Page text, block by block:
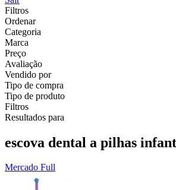
Filtros
Ordenar
Categoria
Marca
Preço
Avaliação
Vendido por
Tipo de compra
Tipo de produto
Filtros
Resultados para
escova dental a pilhas
Mercado Full